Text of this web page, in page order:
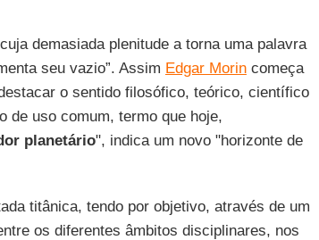
demasiada plenitude a torna uma palavra
seu vazio”. Assim Edgar Morincomeça
o sentido filosófico, teórico, científico
de uso comum, termo que hoje,
planetário", indica um novo "horizonte de
titânica, tendo por objetivo, através de um
os diferentes âmbitos disciplinares, nos